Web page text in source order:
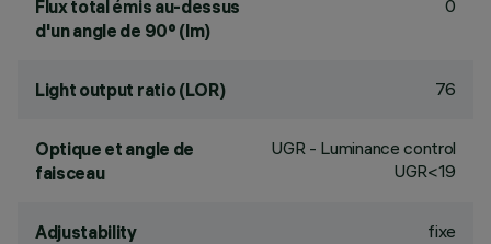
Flux total émis au-dessus
d'un angle de 90° (lm)
0
Light output ratio (LOR) 76
Optique et angle de
faisceau
UGR - Luminance control
UGR<19
Adjustability fixe